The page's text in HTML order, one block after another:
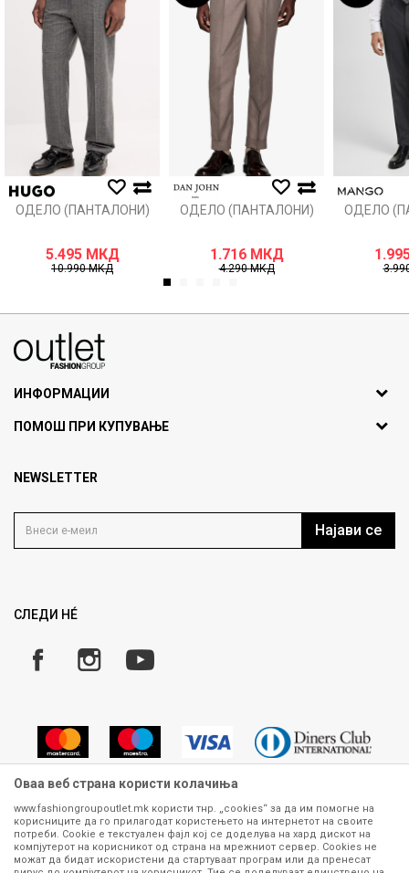
ОДЕЛО (ПАНТАЛОНИ)
5.495 МКД
10.990МКД
ОДЕЛО (ПАНТАЛОНИ)
1.716 МКД
4.290МКД
ОДЕЛО
1
ИНФОРМАЦИИ
За нас
Продавница
Кариера
ПОМОШ ПРИ КУПУВАЊЕ
Политика на приватност
Како да купите
Замена и рефундација на производи
Плаќање
NEWSLETTER
Најави се
СЛЕДИ НÉ
Сите информации околу производите кои се изложени на нашата
онлајн продавница се стремиме да бидат конкретни, точни и прецизни,
меѓутоа не можеме да гарантираме дека се без ниту една грешка или
Оваа веб страна користи колачиња
www.fashiongroupoutlet.mk користи тнр. „cookies“ за да им помогне на
корисниците да го прилагодат користењето на интернетот на своите
потреби. Cookie е текстуален фајл кој се доделува на хард дискот на
компјутерот на корисникот од страна на мрежниот сервер. Cookies не
можат да бидат искористени да стартуваат програм или да пренесат